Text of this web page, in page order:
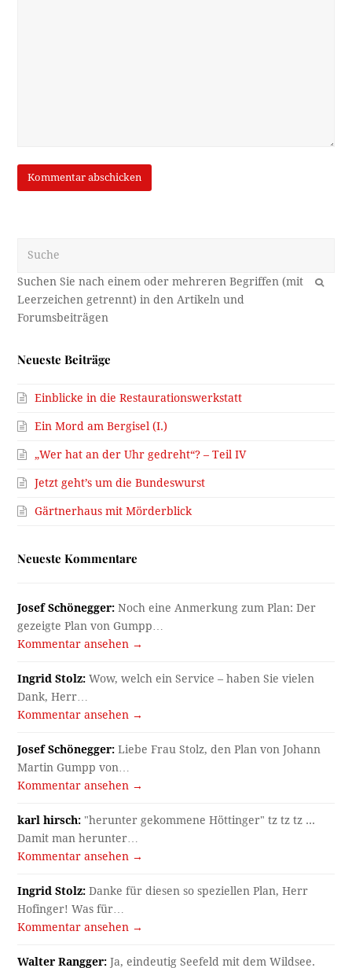
OK
Neueste Beiträge
Einblicke in die Restaurationswerkstatt
Ein Mord am Bergisel (I.)
„Wer hat an der Uhr gedreht“? – Teil IV
Jetzt geht’s um die Bundeswurst
Gärtnerhaus mit Mörderblick
Neueste Kommentare
Josef Schönegger: Noch eine Anmerkung zum Plan: Der
gezeigte Plan von Gumpp…
Kommentar ansehen →
Ingrid Stolz: Wow, welch ein Service – haben Sie vielen
Dank, Herr…
Kommentar ansehen →
Josef Schönegger: Liebe Frau Stolz, den Plan von Johann
Martin Gumpp von…
Kommentar ansehen →
karl hirsch: "herunter gekommene Höttinger" tz tz tz ...
Damit man herunter…
Kommentar ansehen →
Ingrid Stolz: Danke für diesen so speziellen Plan, Herr
Hofinger! Was für…
Kommentar ansehen →
Walter Rangger: Ja, eindeutig Seefeld mit dem Wildsee.